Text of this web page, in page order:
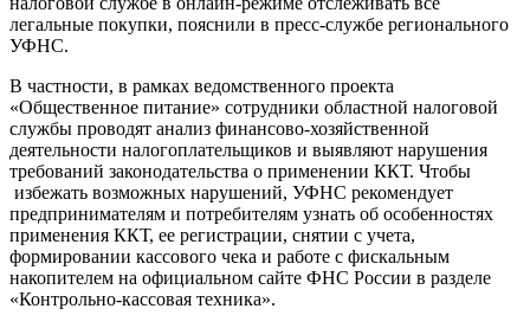
легальные покупки, пояснили в пресс-службе регионального
УФНС.
В частности, в рамках ведомственного проекта
«Общественное питание» сотрудники областной налоговой
службы проводят анализ финансово-хозяйственной
деятельности налогоплательщиков и выявляют нарушения
требований законодательства о применении ККТ. Чтобы
избежать возможных нарушений, УФНС рекомендует
предпринимателям и потребителям узнать об особенностях
применения ККТ, ее регистрации, снятии с учета,
формировании кассового чека и работе с фискальным
накопителем на официальном сайте ФНС России в разделе
«Контрольно-кассовая техника».